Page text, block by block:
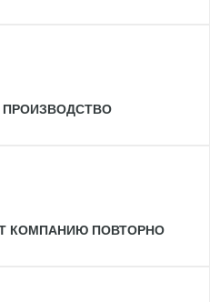
КОМПАНИЮ ПОВТОРНО